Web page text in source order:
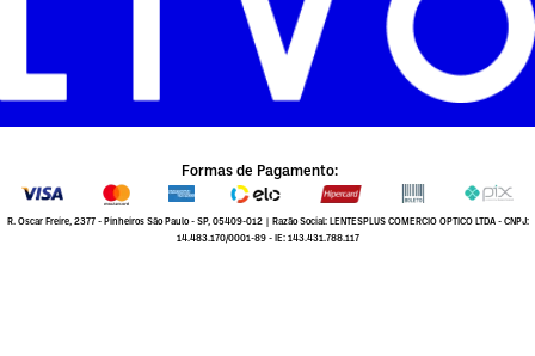
Formas de Pagamento:
R. Oscar Freire, 2377 - Pinheiros São Paulo - SP, 05409-012 | Razão Social: LENTESPLUS COMERCIO OPTICO LTDA - CNPJ:
14.483.170/0001-89 - IE: 143.431.788.117